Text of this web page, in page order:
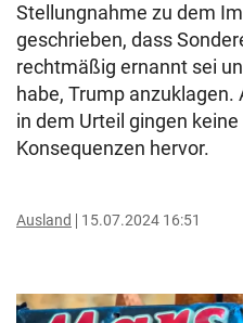
Stellungnahme zu dem
geschrieben, dass
rechtmäßig ernannt sei
habe, Trump
in dem Urteil gingen
Konsequenzen hervor.
Ausland 15.07.2024 16:51